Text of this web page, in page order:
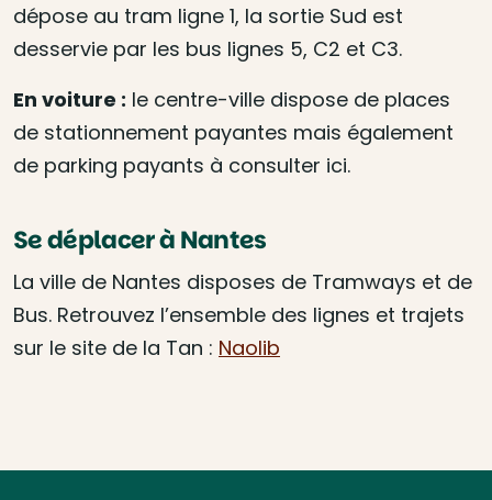
dépose au tram ligne 1, la sortie Sud est
desservie par les bus lignes 5, C2 et C3.
En voiture : le centre-ville dispose de places
de stationnement payantes mais également
de parking payants à consulter ici.
Se déplacer à Nantes
La ville de Nantes disposes de Tramways et de
Bus. Retrouvez l’ensemble des lignes et trajets
sur le site de la Tan : Naolib